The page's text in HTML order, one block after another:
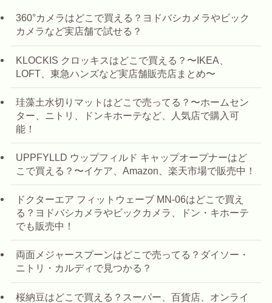
360°カメラはどこで買える？ヨドバシカメラやビック
カメラなど実店舗で試せる？
KLOCKIS クロッキスはどこで買える？〜IKEA、
LOFT、東急ハンズなど実店舗販売店まとめ〜
珪藻土水切りマットはどこで売ってる？〜ホームセン
ター、ニトリ、ドンキホーテなど、人気店で購入可
能！
UPPFYLLD ウップフィルド キャップオープナーはど
こで買える？〜イケア、Amazon、楽天市場で販売中！
ドクターエア フィットウェーブ MN-06はどこで買え
る？ヨドバシカメラやビックカメラ、ドン・キホーテ
でも販売中！
両面メジャースプーンはどこで売ってる？ダイソー・
ニトリ・カルディで見つかる？
桜納豆はどこで買える？スーパー、百貨店、オンライ